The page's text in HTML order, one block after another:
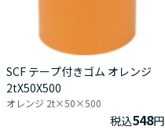
SCF テープ付きゴム オレンジ
2tX50X500
オレンジ 2t×50×500
税込548円